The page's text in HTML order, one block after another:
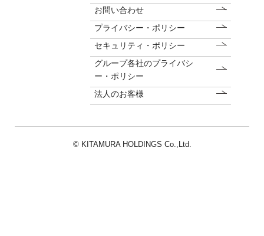
お問い合わせ
プライバシー・ポリシー
セキュリティ・ポリシー
グループ各社のプライバシ
ー・ポリシー
法人のお客様
© KITAMURA HOLDINGS Co.,Ltd.